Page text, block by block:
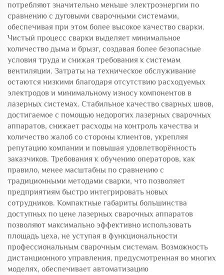
потребляют значительно меньше электроэнергии по
сравнению с дуговыми сварочными системами,
обеспечивая при этом более высокое качество сварки.
Чистый процесс сварки выделяет минимальное
количество дыма и брызг, создавая более безопасные
условия труда и снижая требования к системам
вентиляции. Затраты на техническое обслуживание
остаются низкими благодаря отсутствию расходуемых
электродов и минимальному износу компонентов в
лазерных системах. Стабильное качество сварных швов,
достигаемое с помощью недорогих лазерных сварочных
аппаратов, снижает расходы на контроль качества и
количество жалоб со стороны клиентов, укрепляя
репутацию компании и повышая удовлетворённость
заказчиков. Требования к обучению операторов, как
правило, менее масштабны по сравнению с
традиционными методами сварки, что позволяет
предприятиям быстро интегрировать новых
сотрудников. Компактные габариты большинства
доступных по цене лазерных сварочных аппаратов
позволяют максимально эффективно использовать
площадь цеха, не уступая в функциональности
профессиональным сварочным системам. Возможность
дистанционного управления, предусмотренная во многих
моделях, обеспечивает автоматизацию